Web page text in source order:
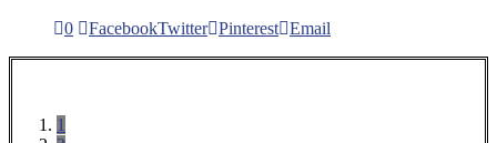
0 FacebookTwitter Pinterest Email
1